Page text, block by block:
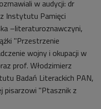
w audycji: dr
Instytutu Pamięci
–literaturoznawczyni,
"Przestrzenie
wojny i okupacji w
prof. Włodzimierz
Badań Literackich PAN,
pisarzowi "Ptasznik z